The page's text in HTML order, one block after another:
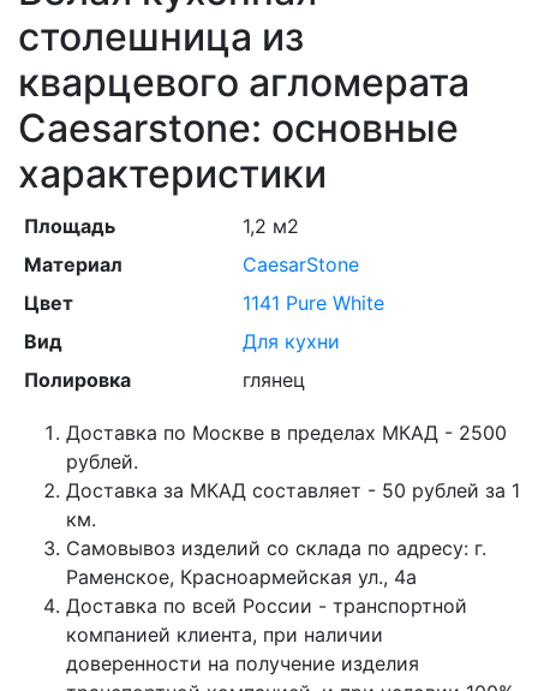
столешница из
кварцевого агломерата
Caesarstone: основные
характеристики
Площадь
1,2 м2
Материал
CaesarStone
Цвет
1141 Pure White
Вид
Для кухни
Полировка
глянец
Доставка по Москве в пределах МКАД - 2500
рублей.
Доставка за МКАД составляет - 50 рублей за 1
км.
Самовывоз изделий со склада по адресу: г.
Раменское, Красноармейская ул., 4а
Доставка по всей России - транспортной
компанией клиента, при наличии
доверенности на получение изделия